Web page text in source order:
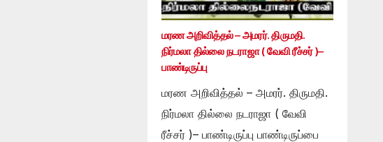
மரண அறிவித்தல் – அமரர். திருமதி.
நிர்மலா தில்லை நடராஜா ( வேவி ரீச்சர் )–
பாண்டிருப்பு
மரண அறிவித்தல் – அமரர். திருமதி.
நிர்மலா தில்லை நடராஜா ( வேவி
ரீச்சர் )– பாண்டிருப்பு பாண்டிருப்பை